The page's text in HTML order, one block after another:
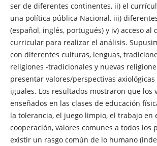
ser de diferentes continentes, ii) el
una política pública Nacional, iii)
(español, inglés, portugués) y iv) acceso al
curricular para realizar el análisis.
con diferentes culturas, lenguas,
religiones -tradicionales y nuevas
presentar valores/perspectivas
iguales. Los resultados mostraron que los
enseñados en las clases de educación
la tolerancia, el juego limpio, el trabajo en
cooperación, valores comunes a todos los
existir un rasgo común de lo humano